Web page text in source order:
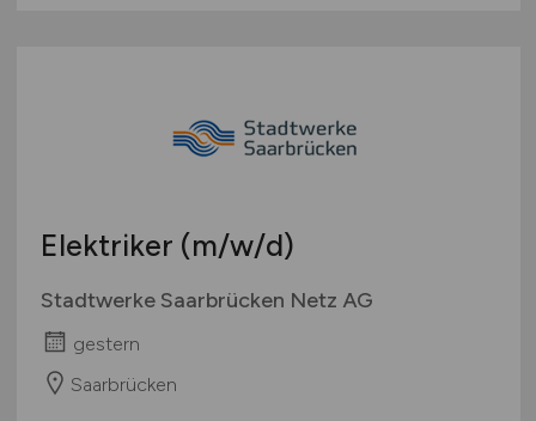
Elektriker (m/w/d)
Stadtwerke Saarbrücken Netz AG
gestern
Saarbrücken